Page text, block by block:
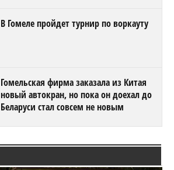
В Гомеле пройдет турнир по воркауту
Гомельская фирма заказала из Китая
новый автокран, но пока он доехал до
Беларуси стал совсем не новым